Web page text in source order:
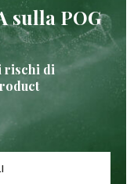
sulla POG
rischi di